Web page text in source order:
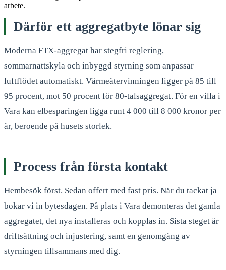
arbete.
Därför ett aggregatbyte lönar sig
Moderna FTX-aggregat har stegfri reglering,
sommarnattskyla och inbyggd styrning som anpassar
luftflödet automatiskt. Värmeåtervinningen ligger på 85 till
95 procent, mot 50 procent för 80-talsaggregat. För en villa i
Vara kan elbesparingen ligga runt 4 000 till 8 000 kronor per
år, beroende på husets storlek.
Process från första kontakt
Hembesök först. Sedan offert med fast pris. När du tackat ja
bokar vi in bytesdagen. På plats i Vara demonteras det gamla
aggregatet, det nya installeras och kopplas in. Sista steget är
driftsättning och injustering, samt en genomgång av
styrningen tillsammans med dig.